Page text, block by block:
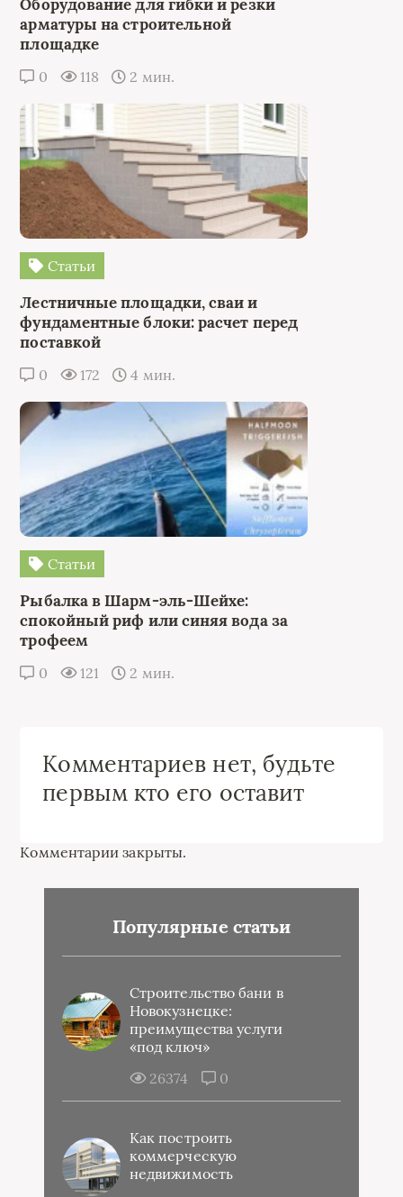
Оборудование для гибки и резки
арматуры на строительной
площадке
0 118 2 мин.
Статьи
Лестничные площадки, сваи и
фундаментные блоки: расчет перед
поставкой
0 172 4 мин.
Статьи
Рыбалка в Шарм-эль-Шейхе:
спокойный риф или синяя вода за
трофеем
0 121 2 мин.
Комментариев нет, будьте
первым кто его оставит
Комментарии закрыты.
Популярные статьи
Строительство бани в
Новокузнецке:
преимущества услуги
«под ключ»
26374
0
Как построить
коммерческую
недвижимость